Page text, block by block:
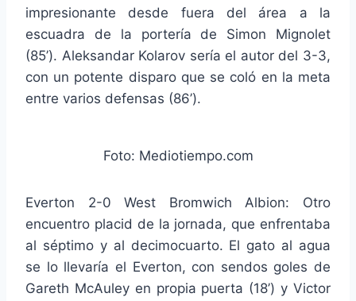
impresionante desde fuera del área a la
escuadra de la portería de Simon Mignolet
(85’). Aleksandar Kolarov sería el autor del 3-3,
con un potente disparo que se coló en la meta
entre varios defensas (86’).
Foto: Mediotiempo.com
Everton 2-0 West Bromwich Albion: Otro
encuentro placid de la jornada, que enfrentaba
al séptimo y al decimocuarto. El gato al agua
se lo llevaría el Everton, con sendos goles de
Gareth McAuley en propia puerta (18’) y Victor